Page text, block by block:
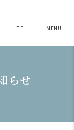
TEL MENU
らせ